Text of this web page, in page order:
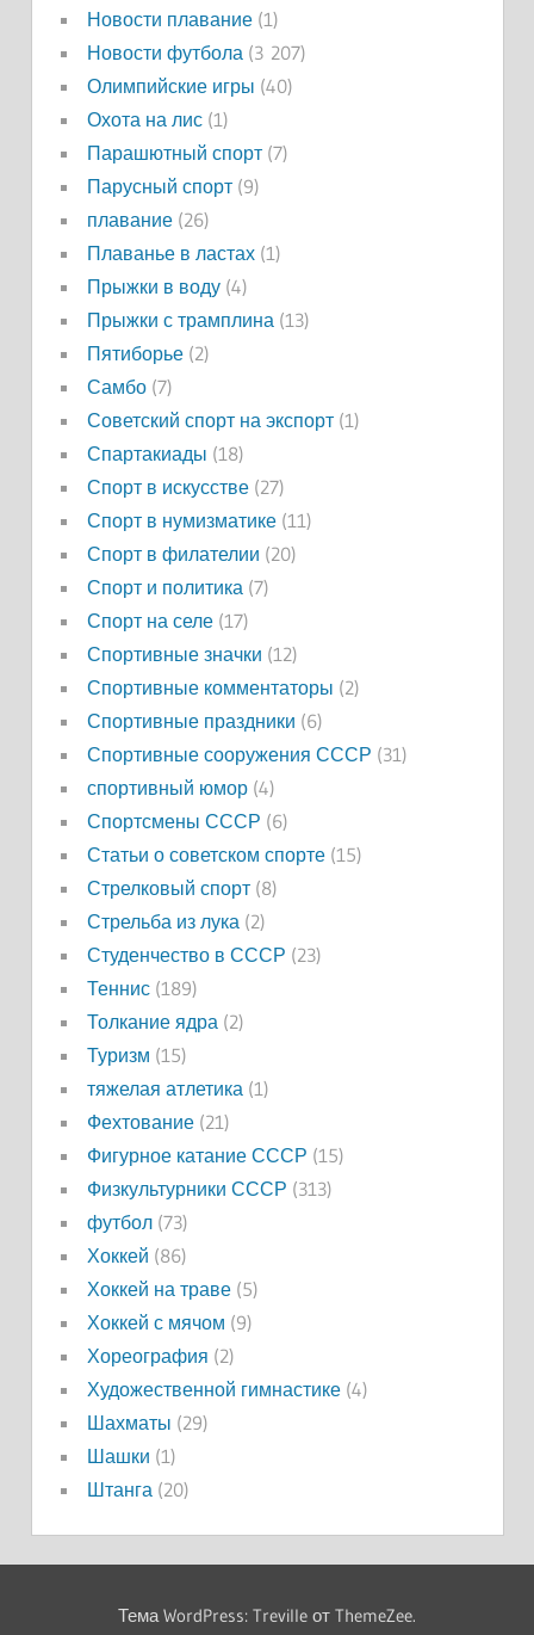
Новости плавание(1)
Новости футбола(3 207)
Олимпийские игры (40)
Охота на лис(1)
Парашютный спорт(7)
Парусный спорт(9)
плавание(26)
Плаванье в ластах(1)
Прыжки в воду(4)
Прыжки с трамплина(13)
Пятиборье(2)
Самбо(7)
Советский спорт на экспорт(1)
Спартакиады (18)
Спорт в искусстве(27)
Спорт в нумизматике(11)
Спорт в филателии (20)
Спорт и политика(7)
Спорт на селе(17)
Спортивные значки (12)
Спортивные комментаторы (2)
Спортивные праздники (6)
Спортивные сооружения СССР (31)
спортивный юмор(4)
Спортсмены СССР (6)
Статьи о советском спорте(15)
Стрелковый спорт(8)
Стрельба из лука(2)
Студенчество в СССР (23)
Теннис(189)
Толкание ядра(2)
Туризм (15)
тяжелая атлетика(1)
Фехтование(21)
Фигурное катание СССР (15)
Физкультурники СССР (313)
футбол(73)
Хоккей (86)
Хоккей на траве(5)
Хоккей с мячом (9)
Хореография (2)
Художественной гимнастике(4)
Шахматы (29)
Шашки (1)
Штанга(20)
Тема WordPress: Treville от ThemeZee.